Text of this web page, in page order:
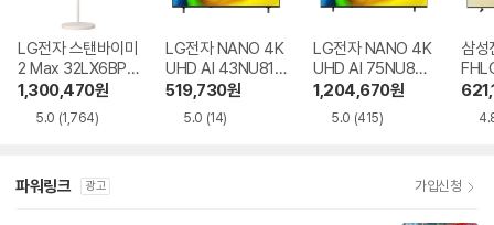
LG전자 스탠바이미
2 Max 32LX6BPG
A
1,300,470원
5.0 (1,764)
LG전자 NANO 4K
UHD AI 43NU810
BENA
519,730원
5.0 (14)
LG전자 NANO 4K
UHD AI 75NU850
BENA
1,204,670원
5.0 (415)
삼성
파워링크 광고 가입신청